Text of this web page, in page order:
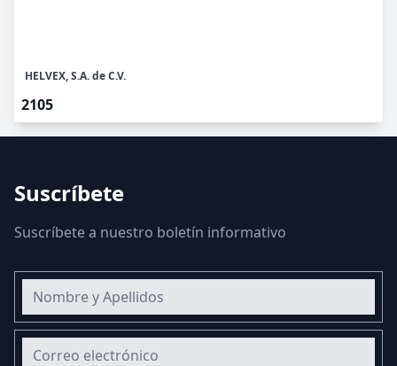
HELVEX, S.A. de C.V.
2105
Suscríbete
Suscríbete a nuestro boletín informativo
Nombre y Apellidos
Correo electrónico